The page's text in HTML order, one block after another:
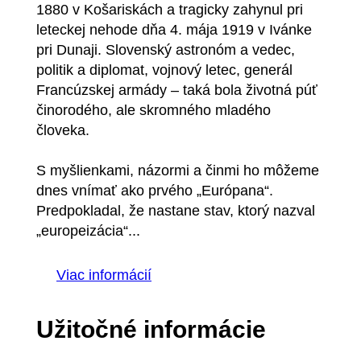
1880 v Košariskách a tragicky zahynul pri
leteckej nehode dňa 4. mája 1919 v Ivánke
pri Dunaji. Slovenský astronóm a vedec,
politik a diplomat, vojnový letec, generál
Francúzskej armády – taká bola životná púť
činorodého, ale skromného mladého
človeka.
S myšlienkami, názormi a činmi ho môžeme
dnes vnímať ako prvého „Európana“.
Predpokladal, že nastane stav, ktorý nazval
„europeizácia“...
Viac informácií
Užitočné informácie